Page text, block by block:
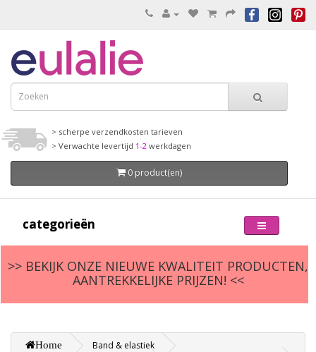
> scherpe verzendkosten tarieven
> Verwachte levertijd 1-2 werkdagen
0 product(en)
categorieën
>> BEKIJK ONZE NIEUWE KWALITEIT PRODUCTEN,
AANTREKKELIJKE PRIJZEN! <<
Home
Band & elastiek